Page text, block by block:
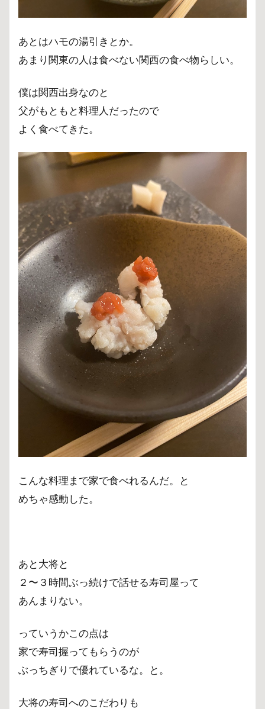
あとはハモの湯引きとか。
あまり関東の人は食べない関西の食べ物らしい。
僕は関西出身なのと
父がもともと料理人だったので
よく食べてきた。
こんな料理まで家で食べれるんだ。と
めちゃ感動した。
あと大将と
２〜３時間ぶっ続けで話せる寿司屋って
あんまりない。
っていうかこの点は
家で寿司握ってもらうのが
ぶっちぎりで優れているな。と。
大将の寿司へのこだわりも